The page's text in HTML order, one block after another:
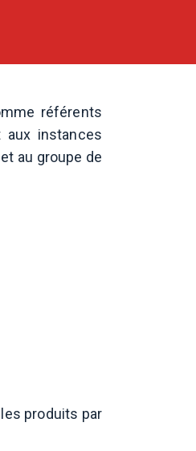
référents
aux instances
au groupe de
produits par